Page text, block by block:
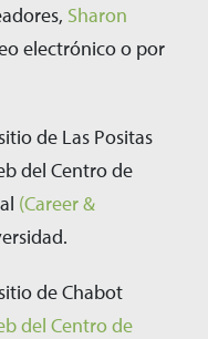
Sharon
electrónico o por
de Las Positas
del Centro de
(Career &
de Chabot
del Centro de